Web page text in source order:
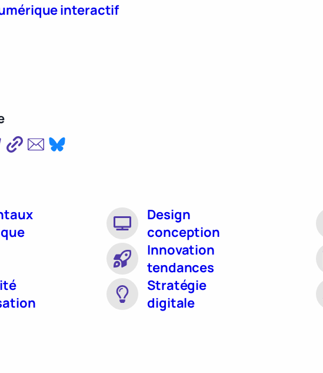
interactif
Design
conception
Innovation
tendances
Stratégie
digitale